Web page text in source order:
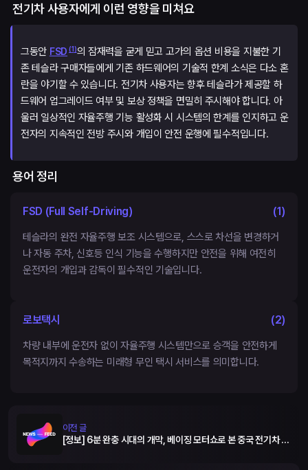
전기차 사용자에게 이런 영향을 미쳐요
그동안 FSD (1)의 잠재력을 굳게 믿고 고가의 옵션 비용을 지불한 기
존 테슬라 구매자들에게 기존 하드웨어의 기술적 한계 소식은 다소 혼
란을 야기할 수 있습니다. 전기차 사용자는 향후 테슬라가 제공할 하
드웨어 업그레이드 여부 및 보상 정책을 면밀히 주시해야 합니다. 아
울러 일상적인 자율주행 기능 활성화 시 시스템의 한계를 인지하고 운
전자의 지속적인 전방 주시와 개입이 안전 운행에 필수적입니다.
용어 정리
FSD (Full Self-Driving) (1)
테슬라의 완전 자율주행 보조 시스템으로, 스스로 차선을 변경하거
나 자동 주차, 신호등 인식 기능을 수행하지만 안전을 위해 여전히
운전자의 개입과 감독이 필수적인 기술입니다.
로보택시 (2)
차량 내부에 운전자 없이 자율주행 시스템만으로 승객을 안전하게
목적지까지 수송하는 미래형 무인 택시 서비스를 의미합니다.
이전 글
[정보] 6분 완충 시대의 개막, 베이징 모터쇼로 본 중국 전기차 굴